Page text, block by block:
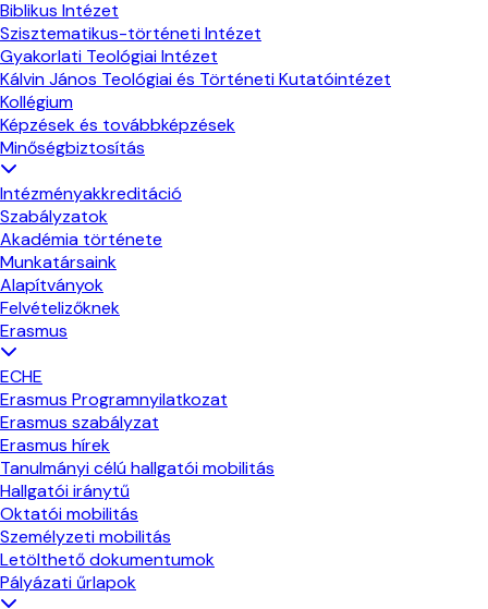
Biblikus Intézet
Szisztematikus-történeti Intézet
Gyakorlati Teológiai Intézet
Kálvin János Teológiai és Történeti Kutatóintézet
Kollégium
Képzések és továbbképzések
Minőségbiztosítás
Intézményakkreditáció
Szabályzatok
Akadémia története
Munkatársaink
Alapítványok
Felvételizőknek
Erasmus
ECHE
Erasmus Programnyilatkozat
Erasmus szabályzat
Erasmus hírek
Tanulmányi célú hallgatói mobilitás
Hallgatói iránytű
Oktatói mobilitás
Személyzeti mobilitás
Letölthető dokumentumok
Pályázati űrlapok